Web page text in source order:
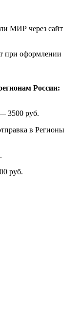
МИР через сайт
при оформлении
России:
3500 руб.
в Регионы
руб.